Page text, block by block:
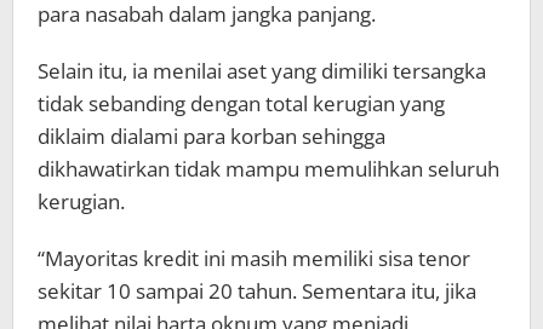
para nasabah dalam jangka panjang.
Selain itu, ia menilai aset yang dimiliki tersangka
tidak sebanding dengan total kerugian yang
diklaim dialami para korban sehingga
dikhawatirkan tidak mampu memulihkan seluruh
kerugian.
“Mayoritas kredit ini masih memiliki sisa tenor
sekitar 10 sampai 20 tahun. Sementara itu, jika
melihat nilai harta oknum yang menjadi